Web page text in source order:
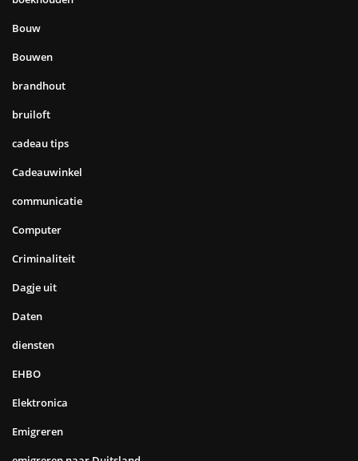
Bouw
Bouwen
brandhout
bruiloft
cadeau tips
Cadeauwinkel
communicatie
Computer
Criminaliteit
Dagje uit
Daten
diensten
EHBO
Elektronica
Emigreren